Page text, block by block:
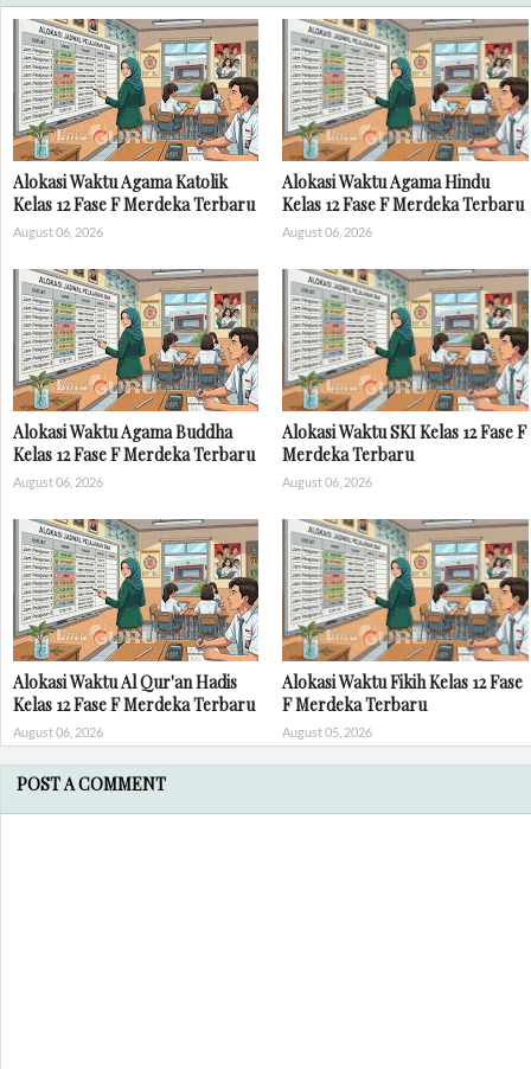
Alokasi Waktu Agama Katolik
Kelas 12 Fase F Merdeka Terbaru
August 06, 2026
Alokasi Waktu Agama Hindu
Kelas 12 Fase F Merdeka Terbaru
August 06, 2026
Alokasi Waktu Agama Buddha
Kelas 12 Fase F Merdeka Terbaru
August 06, 2026
Alokasi Waktu SKI Kelas 12 Fase F
Merdeka Terbaru
August 06, 2026
Alokasi Waktu Al Qur'an Hadis
Kelas 12 Fase F Merdeka Terbaru
August 06, 2026
Alokasi Waktu Fikih Kelas 12 Fase
F Merdeka Terbaru
August 05, 2026
POST A COMMENT